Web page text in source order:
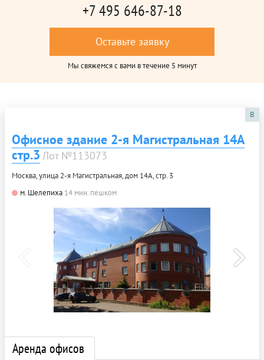
+7 495 646-87-18
Оставьте заявку
Мы свяжемся с вами в течение 5 минут
B
Офисное здание 2-я Магистральная 14А
стр.3 Лот №113073
Москва, улица 2-я Магистральная, дом 14А, стр. 3
м. Шелепиха 14 мин. пешком
Аренда офисов